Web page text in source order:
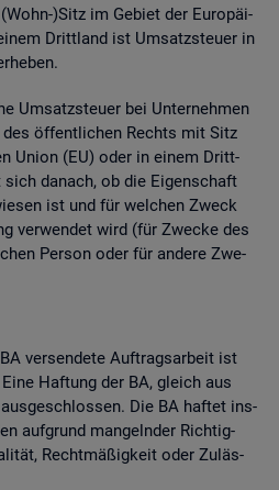
)Sitz im Ge­biet der Eu­ro­päi­
Dritt­land ist Um­satz­steu­er in
Um­satz­steu­er bei Un­ter­neh­men
öf­fent­li­chen Rechts mit Sitz
Union (EU) oder in einem Dritt­
da­nach, ob die Ei­gen­schaft
ist und für wel­chen Zweck
ver­wen­det wird (für Zwe­cke des
Per­son oder für an­de­re Zwe­
ver­sen­de­te Auf­trags­ar­beit ist
Haf­tung der BA, gleich aus
Die BA haf­tet ins­
auf­grund man­geln­der Rich­tig­
Recht­mä­ßig­keit oder Zu­läs­